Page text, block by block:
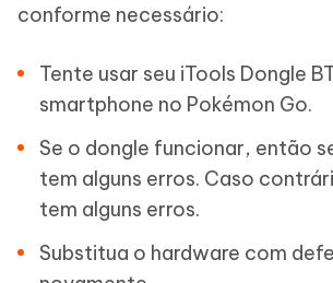
conforme necessário:
Tente usar seu iTools Dongle
smartphone no Pokémon Go.
Se o dongle funcionar, então
tem alguns erros. Caso
tem alguns erros.
Substitua o hardware com